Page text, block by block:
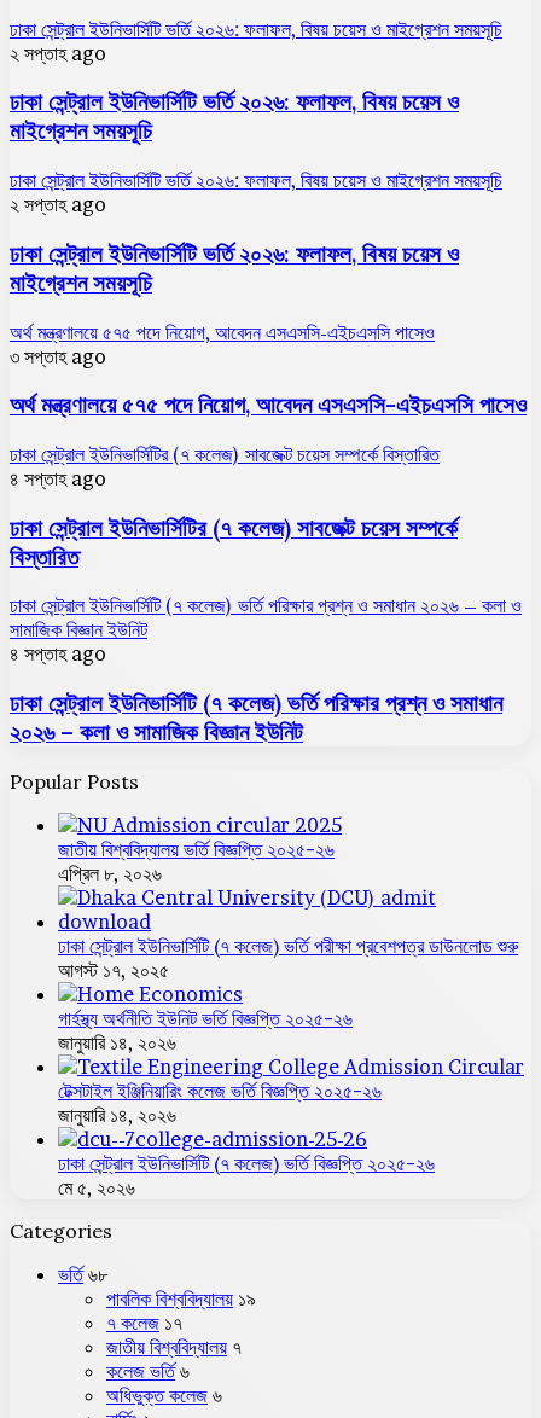
ঢাকা সেন্ট্রাল ইউনিভার্সিটি ভর্তি ২০২৬: ফলাফল, বিষয় চয়েস ও মাইগ্রেশন সময়সূচি
২ সপ্তাহ ago
ঢাকা সেন্ট্রাল ইউনিভার্সিটি ভর্তি ২০২৬: ফলাফল, বিষয় চয়েস ও
মাইগ্রেশন সময়সূচি
ঢাকা সেন্ট্রাল ইউনিভার্সিটি ভর্তি ২০২৬: ফলাফল, বিষয় চয়েস ও মাইগ্রেশন সময়সূচি
২ সপ্তাহ ago
ঢাকা সেন্ট্রাল ইউনিভার্সিটি ভর্তি ২০২৬: ফলাফল, বিষয় চয়েস ও
মাইগ্রেশন সময়সূচি
অর্থ মন্ত্রণালয়ে ৫৭৫ পদে নিয়োগ, আবেদন এসএসসি-এইচএসসি পাসেও
৩ সপ্তাহ ago
অর্থ মন্ত্রণালয়ে ৫৭৫ পদে নিয়োগ, আবেদন এসএসসি-এইচএসসি পাসেও
ঢাকা সেন্ট্রাল ইউনিভার্সিটির (৭ কলেজ) সাবজেক্ট চয়েস সম্পর্কে বিস্তারিত
৪ সপ্তাহ ago
ঢাকা সেন্ট্রাল ইউনিভার্সিটির (৭ কলেজ) সাবজেক্ট চয়েস সম্পর্কে
বিস্তারিত
ঢাকা সেন্ট্রাল ইউনিভার্সিটি (৭ কলেজ) ভর্তি পরিক্ষার প্রশ্ন ও সমাধান ২০২৬ – কলা ও
সামাজিক বিজ্ঞান ইউনিট
৪ সপ্তাহ ago
ঢাকা সেন্ট্রাল ইউনিভার্সিটি (৭ কলেজ) ভর্তি পরিক্ষার প্রশ্ন ও সমাধান
২০২৬ – কলা ও সামাজিক বিজ্ঞান ইউনিট
Popular Posts
জাতীয় বিশ্ববিদ্যালয় ভর্তি বিজ্ঞপ্তি ২০২৫-২৬
এপ্রিল ৮, ২০২৬
ঢাকা সেন্ট্রাল ইউনিভার্সিটি (৭ কলেজ) ভর্তি পরীক্ষা প্রবেশপত্র ডাউনলোড শুরু
আগস্ট ১৭, ২০২৫
গার্হস্থ্য অর্থনীতি ইউনিট ভর্তি বিজ্ঞপ্তি ২০২৫-২৬
জানুয়ারি ১৪, ২০২৬
টেক্সটাইল ইঞ্জিনিয়ারিং কলেজ ভর্তি বিজ্ঞপ্তি ২০২৫-২৬
জানুয়ারি ১৪, ২০২৬
ঢাকা সেন্ট্রাল ইউনিভার্সিটি (৭ কলেজ) ভর্তি বিজ্ঞপ্তি ২০২৫-২৬
মে ৫, ২০২৬
Categories
ভর্তি ৬৮
পাবলিক বিশ্ববিদ্যালয় ১৯
৭ কলেজ ১৭
জাতীয় বিশ্ববিদ্যালয় ৭
কলেজ ভর্তি ৬
অধিভুক্ত কলেজ ৬